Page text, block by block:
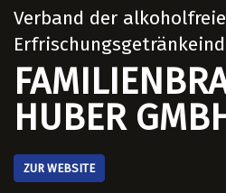
Verband der
HUBER
ZUR WEBSITE